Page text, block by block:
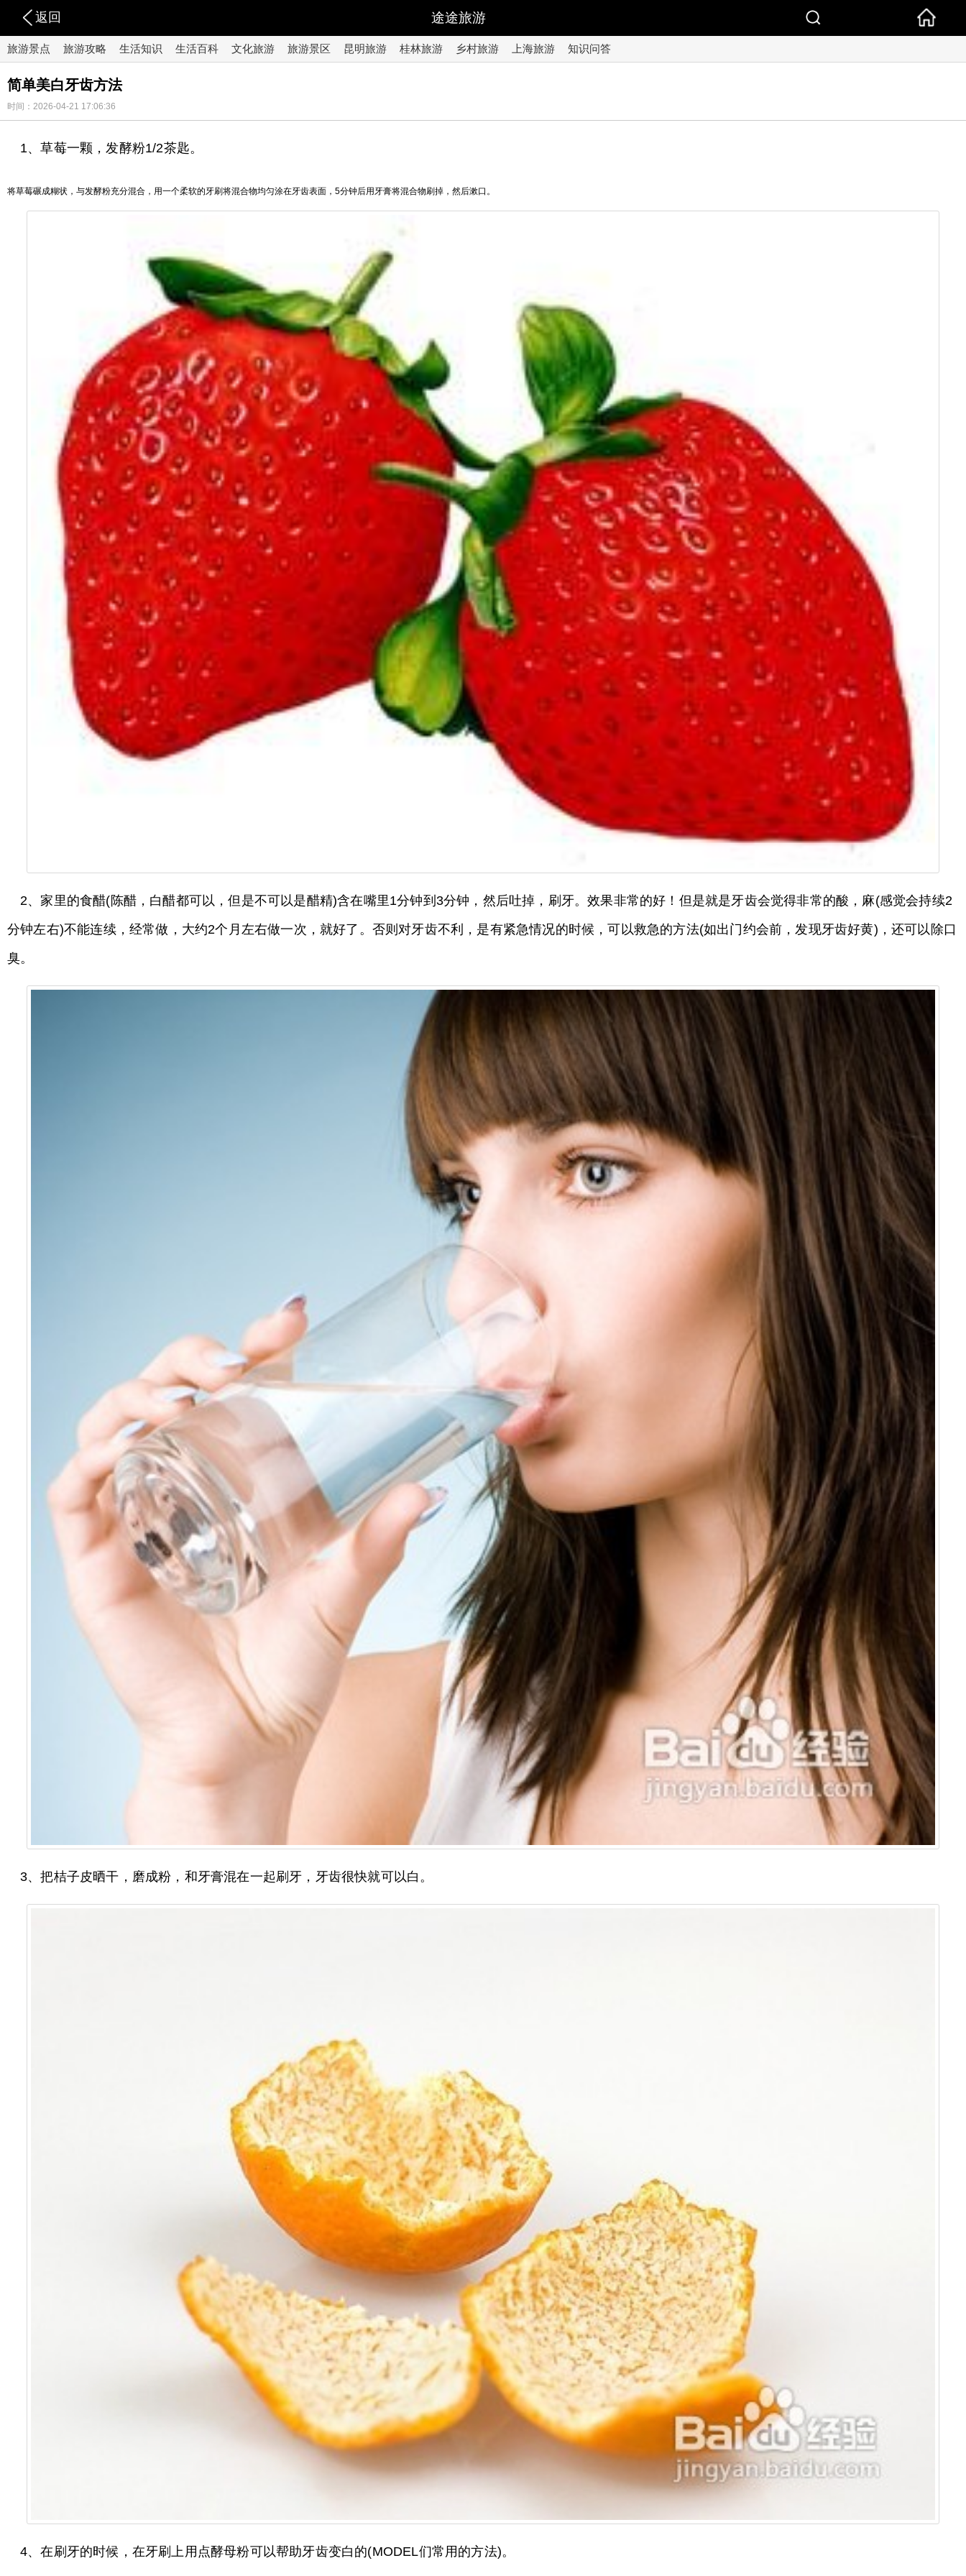
返回 途途旅游
旅游景点 旅游攻略 生活知识 生活百科 文化旅游 旅游景区 昆明旅游 桂林旅游 乡村旅游 上海旅游 知识问答
简单美白牙齿方法
时间：2026-04-21 17:06:36
1、草莓一颗，发酵粉1/2茶匙。
将草莓碾成糊状，与发酵粉充分混合，用一个柔软的牙刷将混合物均匀涂在牙齿表面，5分钟后用牙膏将混合物刷掉，然后漱口。
2、家里的食醋(陈醋，白醋都可以，但是不可以是醋精)含在嘴里1分钟到3分钟，然后吐掉，刷牙。效果非常的好！但是就是牙齿会觉得非常的酸，麻(感觉会持续2
分钟左右)不能连续，经常做，大约2个月左右做一次，就好了。否则对牙齿不利，是有紧急情况的时候，可以救急的方法(如出门约会前，发现牙齿好黄)，还可以除口
臭。
3、把桔子皮晒干，磨成粉，和牙膏混在一起刷牙，牙齿很快就可以白。
4、在刷牙的时候，在牙刷上用点酵母粉可以帮助牙齿变白的(MODEL们常用的方法)。